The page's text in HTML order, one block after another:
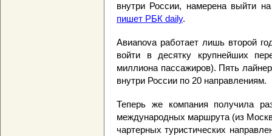
внутри России, намерена выйти
пишет РБК daily.
Авиаnova работает лишь второй
войти в десятку крупнейших
миллиона пассажиров). Пять
внутри России по 20 направлениям.
Теперь же компания получила
международных маршрута (из
чартерных туристических